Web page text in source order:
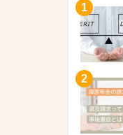
1
2